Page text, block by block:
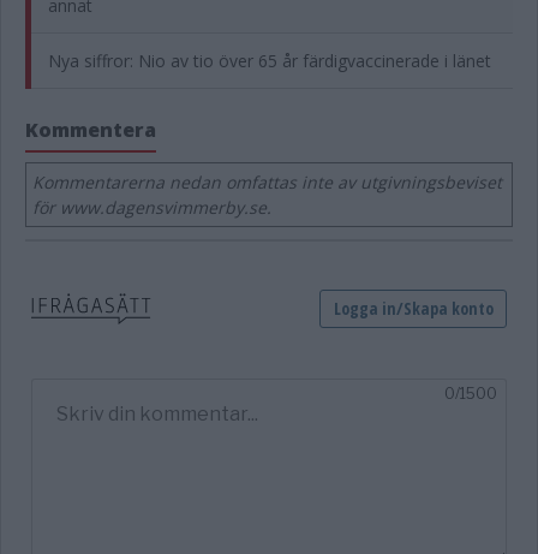
annat
Nya siffror: Nio av tio över 65 år färdigvaccinerade i länet
Kommentera
Kommentarerna nedan omfattas inte av utgivningsbeviset
för www.dagensvimmerby.se.